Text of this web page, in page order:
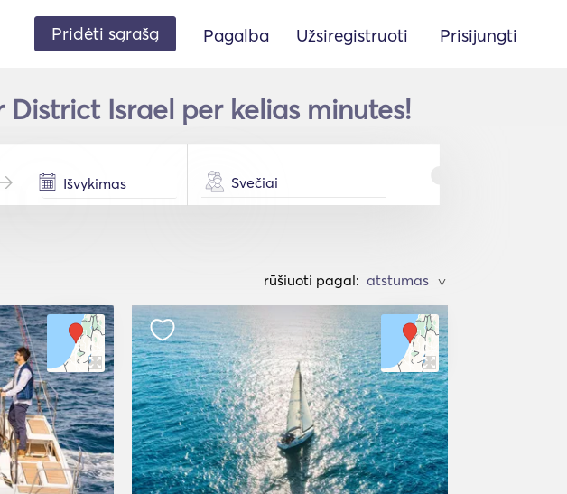
Pridėti sąrašą Pagalba Užsiregistruoti Prisijungti
District Israel per kelias minutes!
Svečiai
rūšiuoti pagal: >